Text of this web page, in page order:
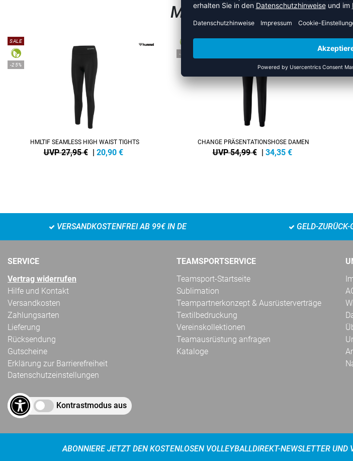
MEHR AUS DER
SALE
-25%
HMLTIF SEAMLESS HIGH WAIST TIGHTS
UVP 27,95 € | 20,90 €
-38%
CHANGE PRÄSENTATIONSHOSE DAMEN
UVP 54,99 € | 34,35 €
-
VERSANDKOSTENFREI AB 99€ IN DE GELD-
SERVICE
Vertrag widerrufen
Hilfe und Kontakt
Versandkosten
Zahlungsarten
Lieferung
Rücksendung
Gutscheine
Erklärung zur Barrierefreiheit
Datenschutzeinstellungen
Kontrastmodus aus
TEAMSPORTSERVICE
Teamsport-Startseite
Sublimation
Teampartnerkonzept & Ausrüsterverträge
Textilbedruckung
Vereinskollektionen
Teamausrüstung anfragen
Kataloge
ABONNIERE JETZT DEN KOSTENLOSEN VOLLEYBALLDIREKT-NEWSLETTER UND